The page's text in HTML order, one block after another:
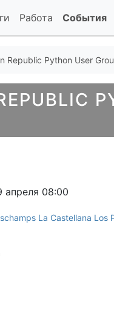
Работа События
Republic Python User
апреля 08:00
La Castellana